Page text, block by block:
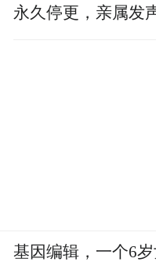
永久停更，亲属发
基因编辑，一个6